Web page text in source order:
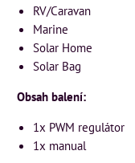
RV/Caravan
Marine
Solar Home
Solar Bag
Obsah balení:
1x PWM regulátor
1x manual